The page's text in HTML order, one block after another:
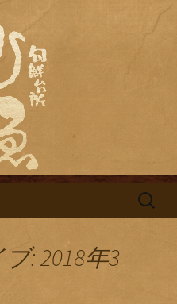
居酒屋「旬鮮
ログ
酒屋「旬鮮台所ひ
豊富な焼酎と海鮮
お酒に合う肴を楽
節で変わるおすす
りランチの新着情
検
: 2018年3